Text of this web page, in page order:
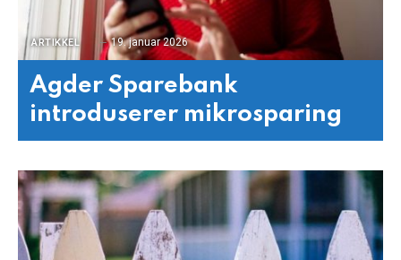
ARTIKKEL 19. januar 2026
Agder Sparebank
introduserer mikrosparing